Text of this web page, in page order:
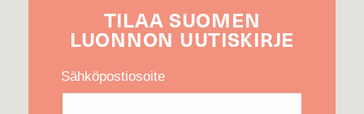
TILAA SUOMEN
LUONNON UUTIS­KIRJE
Sähköpostiosoite